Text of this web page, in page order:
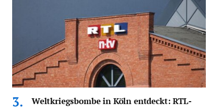
Weltkriegsbombe in Köln entdeckt: RTL-